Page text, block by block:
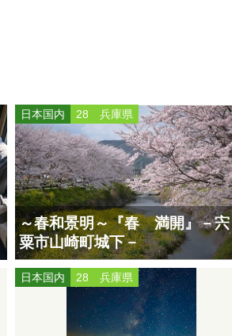
日本国内 28 兵庫県
～春和景明～『春 満開』－宍
粟市山崎町城下－
日本国内 28 兵庫県